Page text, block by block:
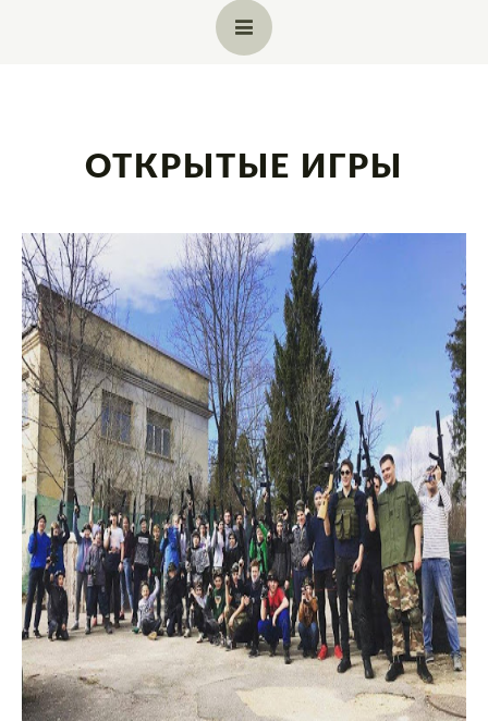
АРСЕНАЛ
ЦЕНЫ
РЕЗЕРВАЦИЯ
ПРОВЕДЕНИЕ МЕРОПРИЯТИЙ
ПРОФЕССИОНАЛАМ
ЛАЗЕРТАГ
ПРАВИЛА ИГРЫ
СЦЕНАРИИ
ТЕХНИКА БЕЗОПАСНОСТИ
ОРГАНИЗАЦИЯ МЕРОПРИЯТИЙ
ОТКРЫТЫЕ ИГРЫ